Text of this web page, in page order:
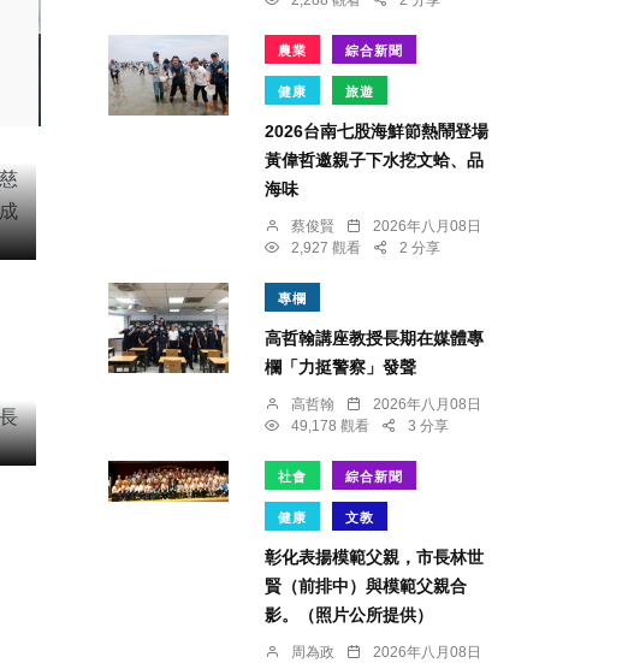
農業 綜合新聞
健康 旅遊
2026台南七股海鮮節熱鬧登場
黃偉哲邀親子下水挖文蛤、品
海味
蔡俊賢
2026年八月08日
2,927 觀看
2 分享
專欄
高哲翰講座教授長期在媒體專
欄「力挺警察」發聲
高哲翰
2026年八月08日
49,178 觀看
3 分享
社會 綜合新聞
健康 文教
彰化表揚模範父親，市長林世
賢（前排中）與模範父親合
影。（照片公所提供）
周為政
2026年八月08日